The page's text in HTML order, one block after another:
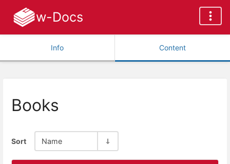
w-Docs
Info Content
Books
Sort Name